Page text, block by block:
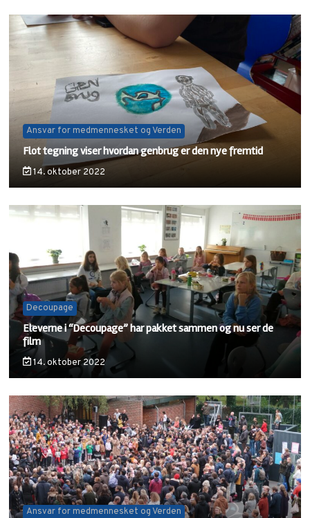
Ansvar for medmennesket og Verden
Flot tegning viser hvordan genbrug er den nye fremtid
14. oktober 2022
Decoupage
Eleverne i “Decoupage” har pakket sammen og nu ser de
film
14. oktober 2022
Ansvar for medmennesket og Verden